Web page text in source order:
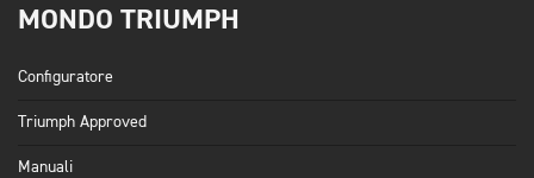
MONDO TRIUMPH
Configuratore
Triumph Approved
Manuali